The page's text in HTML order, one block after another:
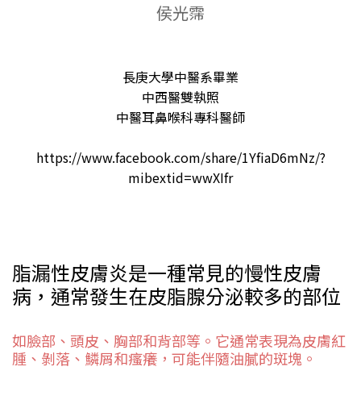
侯光霈
長庚大學中醫系畢業
中西醫雙執照
中醫耳鼻喉科專科醫師
https://www.facebook.com/share/1YfiaD6mNz/?
mibextid=wwXIfr
脂漏性皮膚炎是一種常見的慢性皮膚
病，通常發生在皮脂腺分泌較多的部位
如臉部、頭皮、胸部和背部等。它通常表現為皮膚紅
腫、剝落、鱗屑和瘙癢，可能伴隨油膩的斑塊。